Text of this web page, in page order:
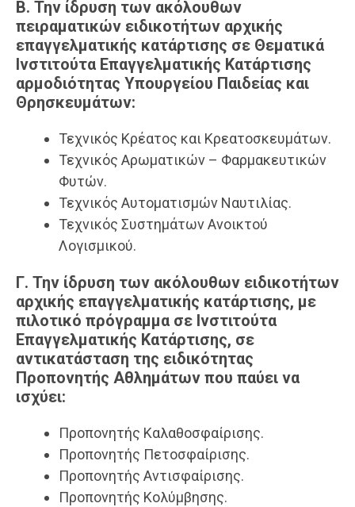
Β. Την ίδρυση των ακόλουθων
πειραματικών ειδικοτήτων αρχικής
επαγγελματικής κατάρτισης σε Θεματικά
Ινστιτούτα Επαγγελματικής Κατάρτισης
αρμοδιότητας Υπουργείου Παιδείας και
Θρησκευμάτων:
Τεχνικός Κρέατος και Κρεατοσκευμάτων.
Τεχνικός Αρωματικών – Φαρμακευτικών
Φυτών.
Τεχνικός Αυτοματισμών Ναυτιλίας.
Τεχνικός Συστημάτων Ανοικτού
Λογισμικού.
Γ. Την ίδρυση των ακόλουθων ειδικοτήτων
αρχικής επαγγελματικής κατάρτισης, με
πιλοτικό πρόγραμμα σε Ινστιτούτα
Επαγγελματικής Κατάρτισης, σε
αντικατάσταση της ειδικότητας
Προπονητής Αθλημάτων που παύει να
ισχύει:
Προπονητής Καλαθοσφαίρισης.
Προπονητής Πετοσφαίρισης.
Προπονητής Αντισφαίρισης.
Προπονητής Κολύμβησης.